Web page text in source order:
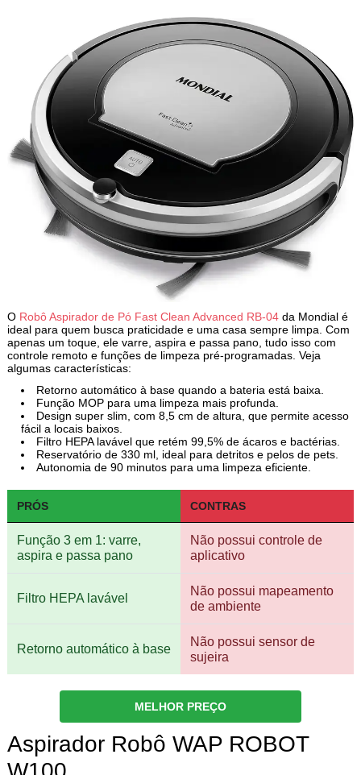
O Robô Aspirador de Pó Fast Clean Advanced RB-04da Mondial é
ideal para quem busca praticidade e uma casa sempre limpa. Com
apenas um toque, ele varre, aspira e passa pano, tudo isso com
controle remoto e funções de limpeza pré-programadas. Veja
algumas características:
Retorno automático à base quando a bateria está baixa.
Função MOP para uma limpeza mais profunda.
Design super slim, com 8,5 cm de altura, que permite acesso
fácil a locais baixos.
Filtro HEPA lavável que retém 99,5% de ácaros e bactérias.
Reservatório de 330 ml, ideal para detritos e pelos de pets.
Autonomia de 90 minutos para uma limpeza eficiente.
PRÓS CONTRAS
Função 3 em 1: varre,
aspira e passa pano
Não possui controle de
aplicativo
Filtro HEPA lavável
Não possui mapeamento
de ambiente
Retorno automático à base
Não possui sensor de
sujeira
MELHOR PREÇO
Aspirador Robô WAP ROBOT